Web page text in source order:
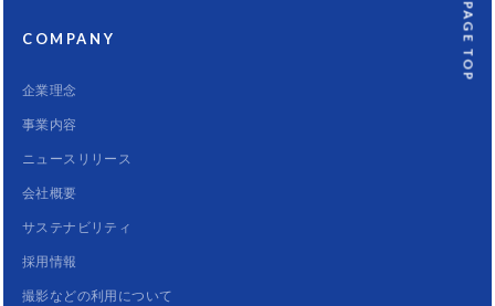
PAGE TOP
COMPANY
企業理念
事業内容
ニュースリリース
会社概要
サステナビリティ
採用情報
撮影などの利用について